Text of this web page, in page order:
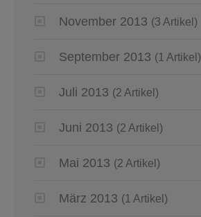
November 2013 (3 Artikel)
September 2013 (1 Artikel)
Juli 2013 (2 Artikel)
Juni 2013 (2 Artikel)
Mai 2013 (2 Artikel)
März 2013 (1 Artikel)